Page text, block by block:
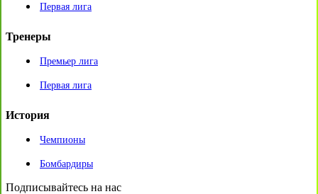
Первая лига
Тренеры
Премьер лига
Первая лига
История
Чемпионы
Бомбардиры
Подписывайтесь на нас